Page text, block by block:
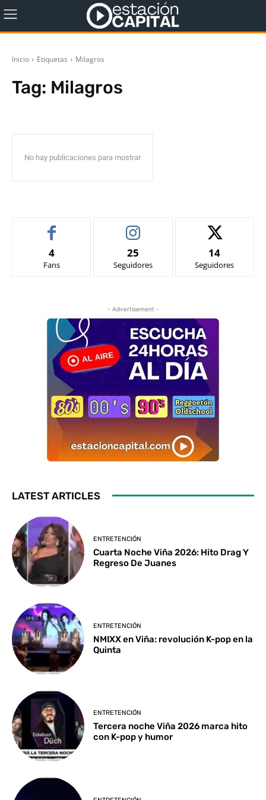
Inicio Etiquetas Milagros
Tag: Milagros
No hay publicaciones para mostrar
4
Fans
25
Seguidores
14
Seguidores
- Advertisement -
LATEST ARTICLES
ENTRETENCIÓN
Cuarta Noche Viña 2026: Hito Drag Y
Regreso De Juanes
ENTRETENCIÓN
NMIXX en Viña: revolución K-pop en la
Quinta
ENTRETENCIÓN
Tercera noche Viña 2026 marca hito
con K-pop y humor